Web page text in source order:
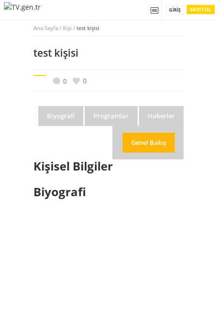
KAYIT OL
GIRIŞ
Ana Sayfa / Kişi / test kişisi
test kişisi
0 0
Haberler
Programlar
Biyografi
Genel Bakış
Kişisel Bilgiler
Biyografi